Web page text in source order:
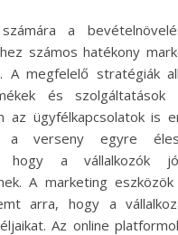
számos hatékony
A megfelelő stratégiák
és szolgáltatások
az ügyfélkapcsolatok is
a verseny egyre
hogy a vállalkozók
A marketing
arra, hogy a
Az online